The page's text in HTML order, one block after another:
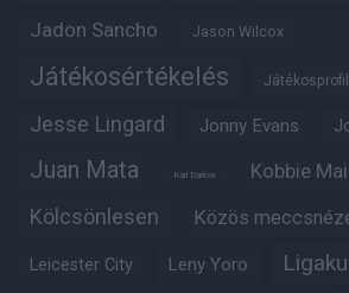
Jadon Sancho Jason Wilcox
Játékosértékelés
Jesse Lingard Jonny Evans
Juan Mata Karl Darlow Kobbie
Kölcsönlesen Közös
Leicester City Leny Yoro